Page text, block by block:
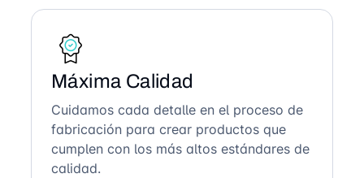
Máxima Calidad
Cuidamos cada detalle en el proceso de
fabricación para crear productos que
cumplen con los más altos estándares de
calidad.